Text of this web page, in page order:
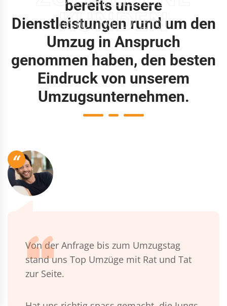
KUNDEN
bereits unsere
Dienstleistungen rund um den
Umzug in Anspruch
genommen haben, den besten
Eindruck von unserem
Umzugsunternehmen.
“
Von der Anfrage bis zum Umzugstag
stand uns Top Umzüge mit Rat und Tat
zur Seite.